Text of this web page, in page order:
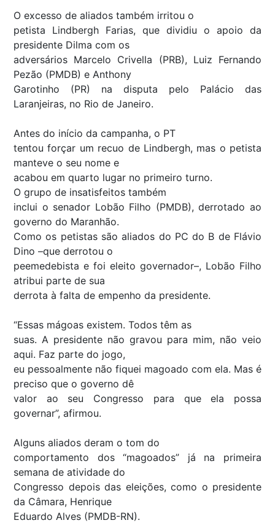
O excesso de aliados também irritou o
petista Lindbergh Farias, que dividiu o apoio da
presidente Dilma com os
adversários Marcelo Crivella (PRB), Luiz Fernando
Pezão (PMDB) e Anthony
Garotinho (PR) na disputa pelo Palácio das
Laranjeiras, no Rio de Janeiro.
Antes do início da campanha, o PT
tentou forçar um recuo de Lindbergh, mas o petista
manteve o seu nome e
acabou em quarto lugar no primeiro turno.
O grupo de insatisfeitos também
inclui o senador Lobão Filho (PMDB), derrotado ao
governo do Maranhão.
Como os petistas são aliados do PC do B de Flávio
Dino –que derrotou o
peemedebista e foi eleito governador–, Lobão Filho
atribui parte de sua
derrota à falta de empenho da presidente.
“Essas mágoas existem. Todos têm as
suas. A presidente não gravou para mim, não veio
aqui. Faz parte do jogo,
eu pessoalmente não fiquei magoado com ela. Mas é
preciso que o governo dê
valor ao seu Congresso para que ela possa
governar”, afirmou.
Alguns aliados deram o tom do
comportamento dos “magoados” já na primeira
semana de atividade do
Congresso depois das eleições, como o presidente
da Câmara, Henrique
Eduardo Alves (PMDB-RN).